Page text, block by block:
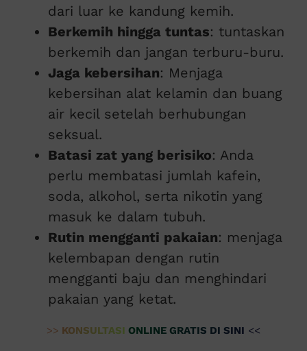
dari luar ke kandung kemih.
Berkemih hingga tuntas: tuntaskan
berkemih dan jangan terburu-buru.
Jaga kebersihan: Menjaga
kebersihan alat kelamin dan buang
air kecil setelah berhubungan
seksual.
Batasi zat yang berisiko: Anda
perlu membatasi jumlah kafein,
soda, alkohol, serta nikotin yang
masuk ke dalam tubuh.
Rutin mengganti pakaian: menjaga
kelembapan dengan rutin
mengganti baju dan menghindari
pakaian yang ketat.
>> KONSULTASI ONLINE GRATIS DI SINI <<